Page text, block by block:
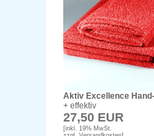
Aktiv Excellence
+ effektiv
27,50 EUR
[inkl. 19% MwSt.